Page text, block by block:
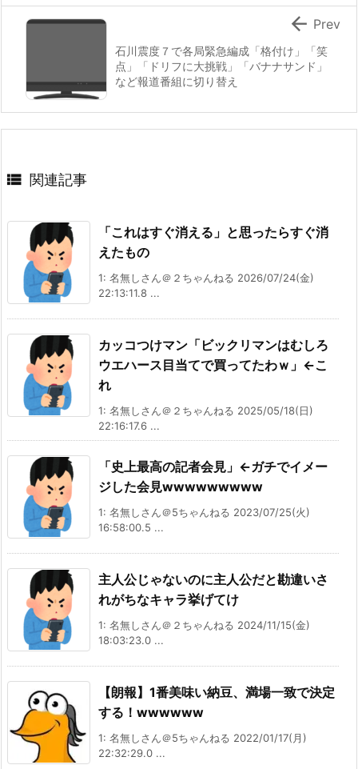
石川震度７で各局緊急編成「格付け」「笑
点」「ドリフに大挑戦」「バナナサンド」
など報道番組に切り替え
 Prev
 関連記事
「これはすぐ消える」と思ったらすぐ消
えたもの
1: 名無しさん＠２ちゃんねる 2026/07/24(金)
22:13:11.8 ...
カッコつけマン「ビックリマンはむしろ
ウエハース目当てで買ってたわｗ」←こ
れ
1: 名無しさん＠２ちゃんねる 2025/05/18(日)
22:16:17.6 ...
「史上最高の記者会見」←ガチでイメー
ジした会見wwwwwwwww
1: 名無しさん＠5ちゃんねる 2023/07/25(火)
16:58:00.5 ...
主人公じゃないのに主人公だと勘違いさ
れがちなキャラ挙げてけ
1: 名無しさん＠２ちゃんねる 2024/11/15(金)
18:03:23.0 ...
【朗報】1番美味い納豆、満場一致で決定
する！wwwwww
1: 名無しさん＠5ちゃんねる 2022/01/17(月)
22:32:29.0 ...